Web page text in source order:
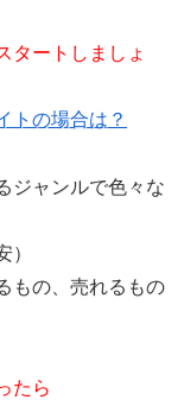
タートしましょ
トの場合は？
ジャンルで色々な
）
もの、売れるもの
たら